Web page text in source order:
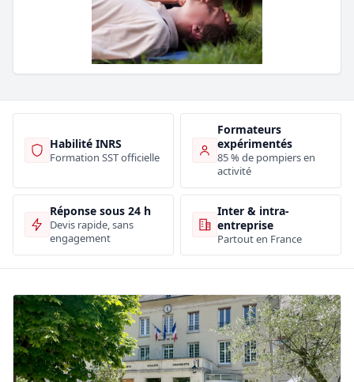
Habilité INRS
Formation SST officielle
Formateurs
expérimentés
85 % de pompiers en
activité
Réponse sous 24 h
Devis rapide, sans
engagement
Inter & intra-
entreprise
Partout en France